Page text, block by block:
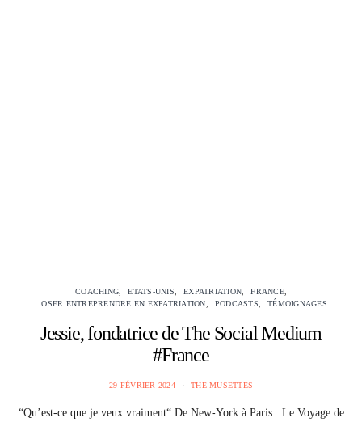
COACHING ETATS-UNIS EXPATRIATION
FRANCE
OSER ENTREPRENDRE EN EXPATRIATION
PODCASTS TÉMOIGNAGES
Jessie, fondatrice de The Social Medium
#France
29 FÉVRIER 2024 THE MUSETTES
“Qu’est-ce que je veux vraiment“ De New-York à Paris : Le Voyage de